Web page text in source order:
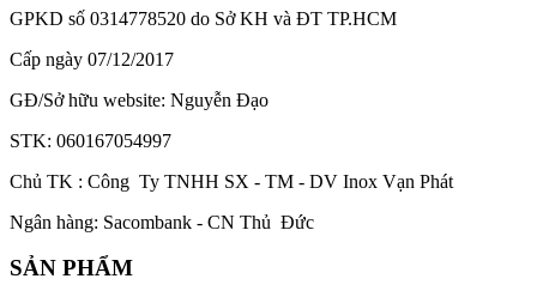
GPKD số 0314778520 do Sở KH và ĐT TP.HCM
Cấp ngày 07/12/2017
GĐ/Sở hữu website: Nguyễn Đạo
STK: 060167054997
Chủ TK : Công Ty TNHH SX - TM - DV Inox Vạn Phát
Ngân hàng: Sacombank - CN Thủ Đức
SẢN PHẨM